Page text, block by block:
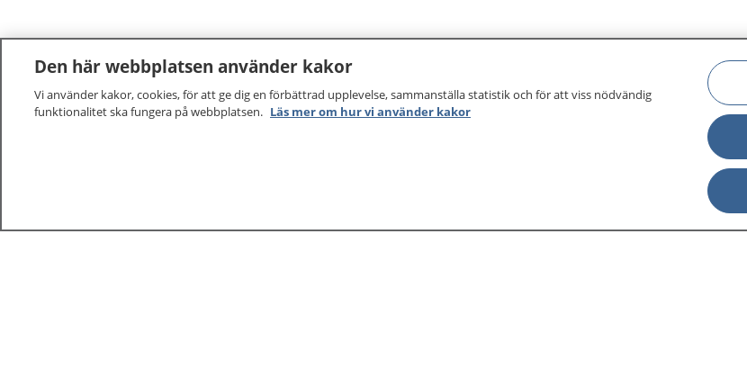
På 1177.se får du råd om hälsa och information om sjukdomar och
Other languages
Den här webbplatsen använder kakor
Vi använder kakor, cookies, för att ge dig en förbättrad upplevelse, sammanställa statistik och för att viss nödvändig
funktionalitet ska fungera på webbplatsen. Läs mer om hur vi använder kakor